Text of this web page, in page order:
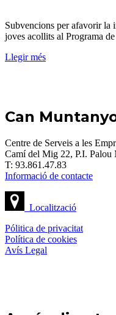
Subvencions per afavorir la
joves acollits al Programa
Llegir més
Can
Centre de Serveis a les
Camí del Mig 22, P.I. Palou
T: 93.861.47.83
Informació de contacte
Localització
Pólitica de privacitat
Política de cookies
Avís Legal